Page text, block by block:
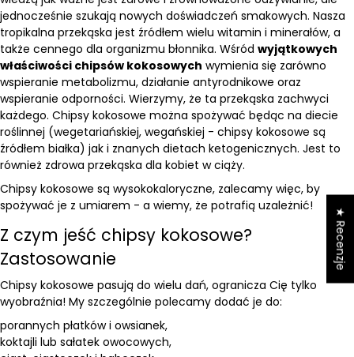
jednocześnie szukają nowych doświadczeń smakowych. Nasza
tropikalna przekąska jest źródłem wielu witamin i minerałów, a
także cennego dla organizmu błonnika. Wśród wyjątkowych
właściwości chipsów kokosowych wymienia się zarówno
wspieranie metabolizmu, działanie antyrodnikowe oraz
wspieranie odporności. Wierzymy, że ta przekąska zachwyci
każdego. Chipsy kokosowe można spożywać będąc na diecie
roślinnej (wegetariańskiej, wegańskiej - chipsy kokosowe są
źródłem białka) jak i znanych dietach ketogenicznych. Jest to
również zdrowa przekąska dla kobiet w ciąży.
Chipsy kokosowe są wysokokaloryczne, zalecamy więc, by
spożywać je z umiarem - a wiemy, że potrafią uzależnić!
Z czym jeść chipsy kokosowe?
Zastosowanie
Chipsy kokosowe pasują do wielu dań, ogranicza Cię tylko
wyobraźnia! My szczególnie polecamy dodać je do:
porannych płatków i owsianek,
koktajli lub sałatek owocowych,
★ Recenzje